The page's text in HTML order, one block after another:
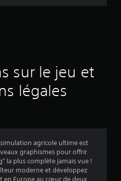
d
a
s
:
sur le jeu et
légales
agricole ultime est
graphismes pour offrir
la plus complète jamais vue !
moderne et développez